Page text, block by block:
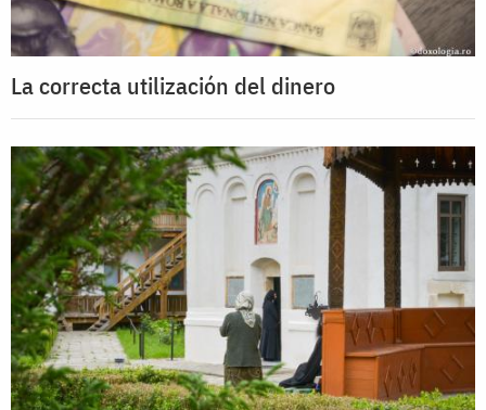
La correcta utilización del dinero